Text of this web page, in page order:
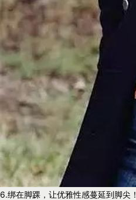
6.绑在脚踝，让优雅性感蔓延到脚尖！